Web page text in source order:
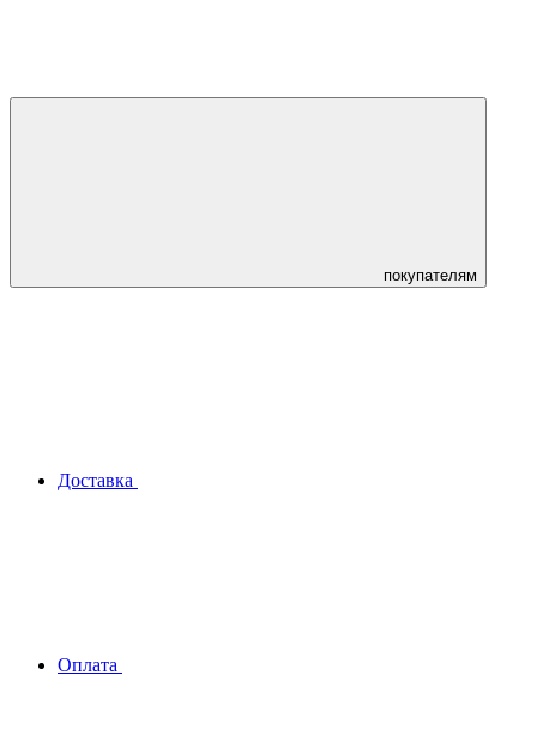
покупателям
Доставка
Оплата